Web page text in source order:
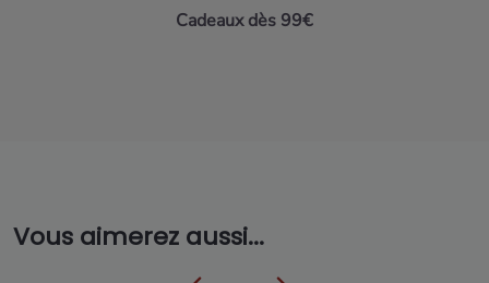
Cadeaux dès 99€
Vous aimerez aussi...